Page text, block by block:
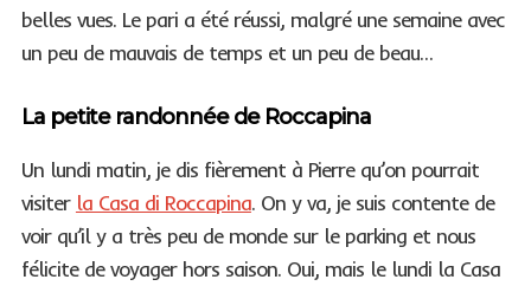
belles vues. Le pari a été réussi, malgré une semaine avec
un peu de mauvais de temps et un peu de beau…
La petite randonnée de Roccapina
Un lundi matin, je dis fièrement à Pierre qu’on pourrait
visiter la Casa di Roccapina. On y va, je suis contente de
voir qu’il y a très peu de monde sur le parking et nous
félicite de voyager hors saison. Oui, mais le lundi la Casa